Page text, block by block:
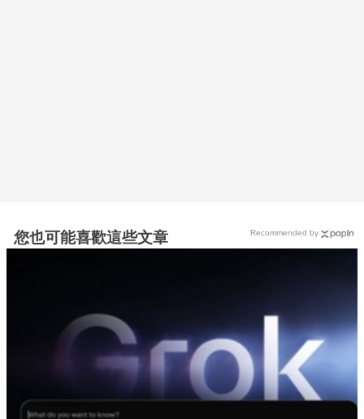
您也可能喜歡這些文章 Recommended by